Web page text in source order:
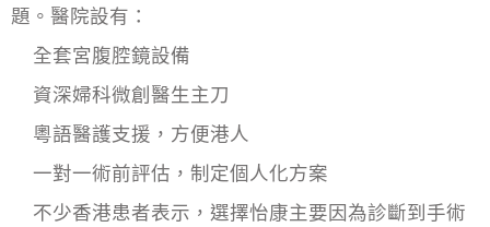
題。醫院設有：
全套宮腹腔鏡設備
資深婦科微創醫生主刀
粵語醫護支援，方便港人
一對一術前評估，制定個人化方案
不少香港患者表示，選擇怡康主要因為診斷到手術